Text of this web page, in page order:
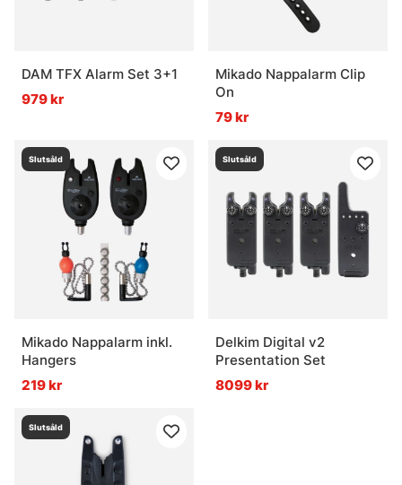
DAM TFX Alarm Set 3+1
979 kr
Mikado Nappalarm Clip
On
79 kr
Slutsåld
Mikado Nappalarm inkl.
Hangers
219 kr
Slutsåld
Delkim Digital v2
Presentation Set
8099 kr
Slutsåld